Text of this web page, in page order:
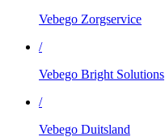
Vebego Zorgservice
/
Vebego Bright Solutions
/
Vebego Duitsland